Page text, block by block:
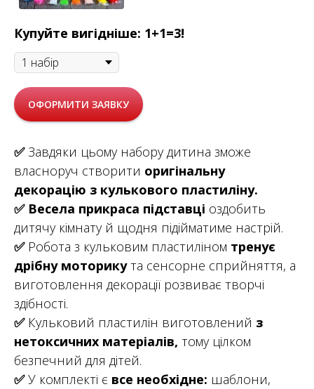
Купуйте вигідніше: 1+1=3!
ОФОРМИТИ ЗАЯВКУ
✅Завдяки цьому набору дитина зможе
власноруч створити оригінальну
декорацію з кулькового пластиліну.
✅ Весела прикраса підставці оздобить
дитячу кімнату й щодня підійматиме настрій.
✅Робота з кульковим пластиліном тренує
дрібну моторикута сенсорне сприйняття, а
виготовлення декорації розвиває творчі
здібності.
✅Кульковий пластилін виготовлений з
нетоксичних матеріалів, тому цілком
безпечний для дітей.
✅У комплекті є все необхідне: шаблони,